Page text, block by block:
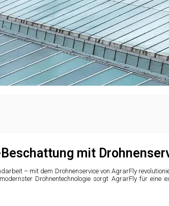
mit
– mit dem Drohnenservice von AgrarFly
Drohnentechnologie sorgt AgrarFly für